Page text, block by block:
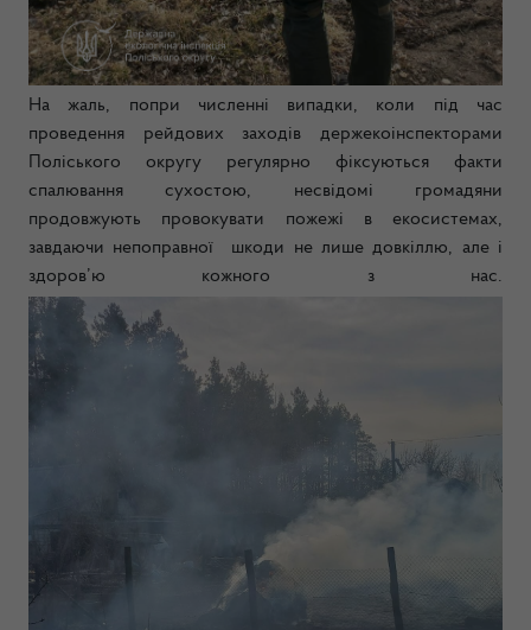
На жаль, попри численні випадки, коли під час
проведення рейдових заходів держекоінспекторами
Поліського округу регулярно фіксуються факти
спалювання сухостою, несвідомі громадяни
продовжують провокувати пожежі в екосистемах,
завдаючи непоправної шкоди не лише довкіллю, але і
здоров’ю кожного з нас.